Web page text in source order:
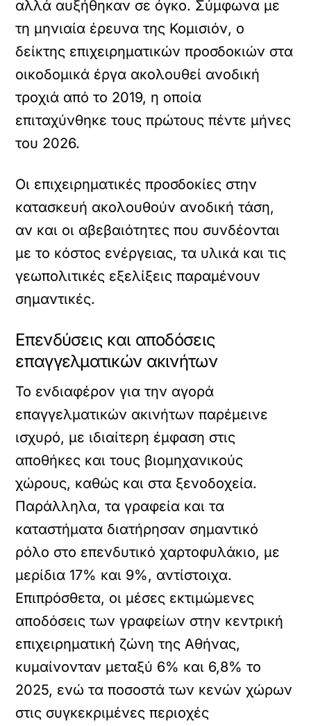
αλλά αυξήθηκαν σε όγκο. Σύμφωνα με
τη μηνιαία έρευνα της Κομισιόν, ο
δείκτης επιχειρηματικών προσδοκιών στα
οικοδομικά έργα ακολουθεί ανοδική
τροχιά από το 2019, η οποία
επιταχύνθηκε τους πρώτους πέντε μήνες
του 2026.
Οι επιχειρηματικές προσδοκίες στην
κατασκευή ακολουθούν ανοδική τάση,
αν και οι αβεβαιότητες που συνδέονται
με το κόστος ενέργειας, τα υλικά και τις
γεωπολιτικές εξελίξεις παραμένουν
σημαντικές.
Επενδύσεις και αποδόσεις
επαγγελματικών ακινήτων
Το ενδιαφέρον για την αγορά
επαγγελματικών ακινήτων παρέμεινε
ισχυρό, με ιδιαίτερη έμφαση στις
αποθήκες και τους βιομηχανικούς
χώρους, καθώς και στα ξενοδοχεία.
Παράλληλα, τα γραφεία και τα
καταστήματα διατήρησαν σημαντικό
ρόλο στο επενδυτικό χαρτοφυλάκιο, με
μερίδια 17% και 9%, αντίστοιχα.
Επιπρόσθετα, οι μέσες εκτιμώμενες
αποδόσεις των γραφείων στην κεντρική
επιχειρηματική ζώνη της Αθήνας,
κυμαίνονταν μεταξύ 6% και 6,8% το
2025, ενώ τα ποσοστά των κενών χώρων
στις συγκεκριμένες περιοχές